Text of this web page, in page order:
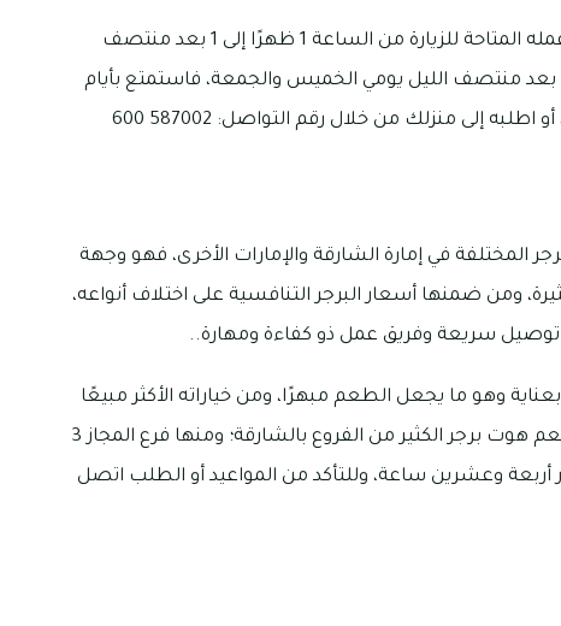
يقع مطعم جرافيتي برجر في منطقة مويلح، وتبدأ أوقات عمله المتاحة للزيارة من الساعة 1 ظهرًا إلى 1 بعد منتصف
الليل يوم السبت وحتى الأربعاء، ومن الساعة 1 ظهرًا إلى 2 بعد منتصف الليل يومي الخميس والجمعة، فاستمتع بأيام
إلى منزلك من خلال رقم التواصل: 587002 600
في إمارة الشارقة والإمارات الأخرى، فهو وجهة
ومن ضمنها أسعار البرجر التنافسية على اختلاف أنواعه،
توصيل سريعة وفريق عمل ذو كفاءة ومهارة..
وهو ما يجعل الطعم مبهرًا، ومن خياراته الأكثر مبيعًا
ورواجًا ساندويتش الكومبو الزنجر وغيره، مع العلم أن لمطعم هوت برجر الكثير من الفروع بالشارقة؛ ومنها فرع المجاز 3
أربعة وعشرين ساعة، وللتأكد من المواعيد أو الطلب اتصل